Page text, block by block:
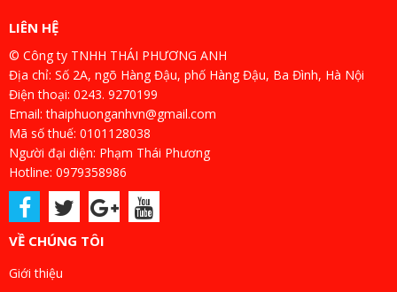
LIÊN HỆ
© Công ty TNHH THÁI PHƯƠNG ANH
Địa chỉ: Số 2A, ngõ Hàng Đậu, phố Hàng Đậu, Ba Đình, Hà Nội
Điện thoại: 0243. 9270199
Email: thaiphuonganhvn@gmail.com
Mã số thuế: 0101128038
Người đại diện: Phạm Thái Phương
Hotline: 0979358986
VỀ CHÚNG TÔI
Giới thiệu